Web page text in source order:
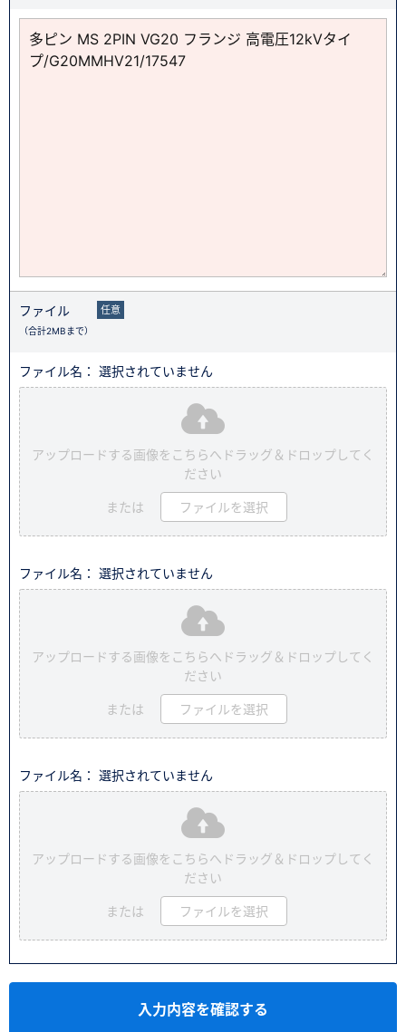
ファイル
（合計2MBまで）
任意
ファイル名： 選択されていません
アップロードする画像をこちらへドラッグ＆ドロップしてく
ださい
または ファイルを選択
ファイル名： 選択されていません
アップロードする画像をこちらへドラッグ＆ドロップしてく
ださい
または ファイルを選択
ファイル名： 選択されていません
アップロードする画像をこちらへドラッグ＆ドロップしてく
ださい
または ファイルを選択
入力内容を確認する